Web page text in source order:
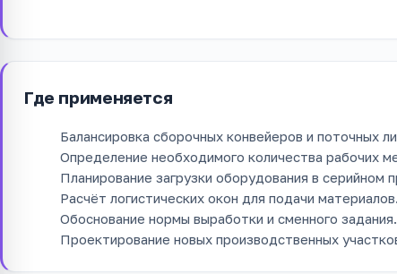
Где применяется
Балансировка сборочных конвейеров и поточных
Определение необходимого количества рабочих
Планирование загрузки оборудования в серийном
Расчёт логистических окон для подачи материалов.
Обоснование нормы выработки и сменного задания.
Проектирование новых производственных